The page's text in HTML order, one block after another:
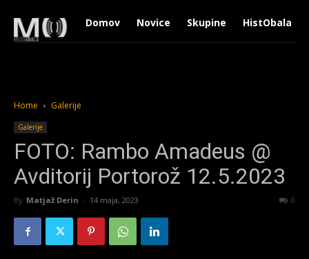
Domov Novice Skupine HistObala
Home Galerije
Galerije
FOTO: Rambo Amadeus @
Avditorij Portorož 12.5.2023
By Matjaž Derin - 14 maja, 2023 0